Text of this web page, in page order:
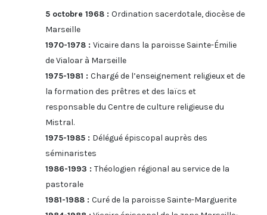
5 octobre 1968 : Ordination sacerdotale, diocèse de
Marseille
1970-1978 : Vicaire dans la paroisse Sainte-Émilie
de Vialoar à Marseille
1975-1981 : Chargé de l’enseignement religieux et de
la formation des prêtres et des laïcs et
responsable du Centre de culture religieuse du
Mistral.
1975-1985 : Délégué épiscopal auprès des
séminaristes
1986-1993 : Théologien régional au service de la
pastorale
1981-1988 : Curé de la paroisse Sainte-Marguerite